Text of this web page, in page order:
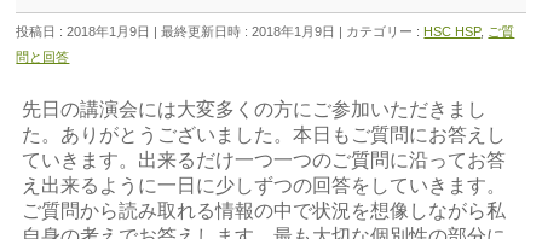
投稿日 : 2018年1月9日 最終更新日時 : 2018年1月9日 カテゴリー : HSC HSP, ご質
問と回答
先日の講演会には大変多くの方にご参加いただきまし
た。ありがとうございました。本日もご質問にお答えし
ていきます。出来るだけ一つ一つのご質問に沿ってお答
え出来るように一日に少しずつの回答をしていきます。
ご質問から読み取れる情報の中で状況を想像しながら私